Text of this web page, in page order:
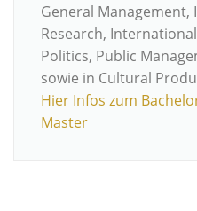
General
Research,
Politics, Public
sowie in Cultural
Hier Infos zum
Master